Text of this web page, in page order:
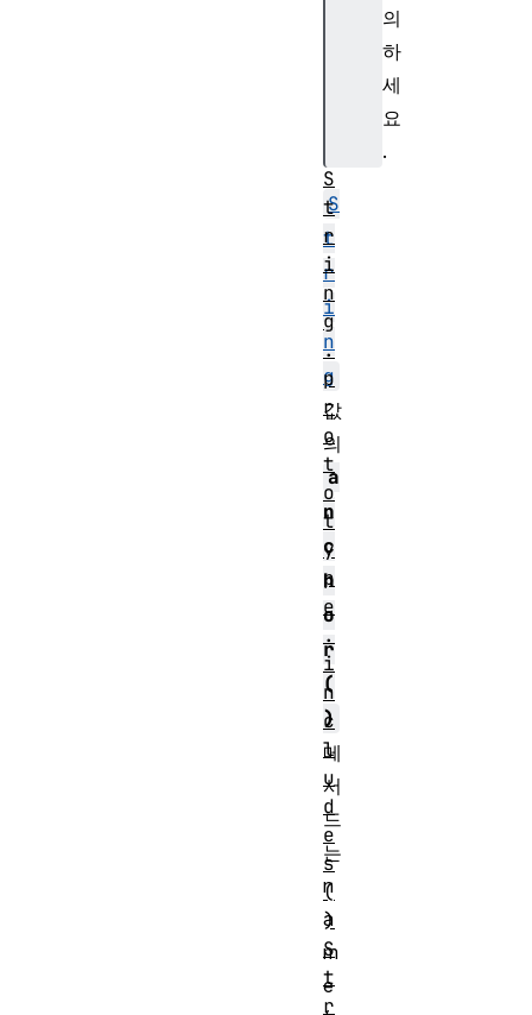
의
하
세
요
.
S
t
r
i
n
g
값
의
a
n
c
h
o
r
(
)
메
서
드
는
n
a
m
e
S
t
r
i
n
g
.
p
r
o
t
o
t
y
p
e
.
i
n
c
l
u
d
e
s
(
)
S
t
r